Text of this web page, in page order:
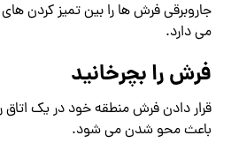
جاروبرقی فرش ها را بین تمیز کردن
می دارد.
فرش را بچرخانید
قرار دادن فرش منطقه خود در یک اتاق
باعث محو شدن می شود.